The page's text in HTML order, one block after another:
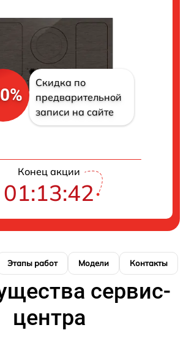
Скидка по
предварительной
записи на сайте
Конец акции
01:13:41
Этапы работ Модели Контакты
сервис-
центра